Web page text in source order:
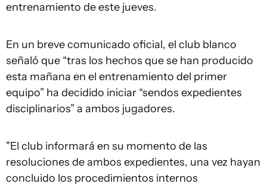
entrenamiento de este jueves.
En un breve comunicado oficial, el club blanco
señaló que “tras los hechos que se han producido
esta mañana en el entrenamiento del primer
equipo” ha decidido iniciar “sendos expedientes
disciplinarios” a ambos jugadores.
"El club informará en su momento de las
resoluciones de ambos expedientes, una vez hayan
concluido los procedimientos internos